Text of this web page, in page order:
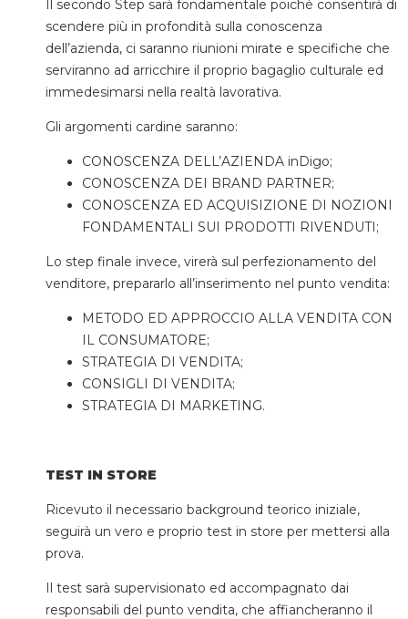
Il secondo Step sarà fondamentale poiché consentirà di
scendere più in profondità sulla conoscenza
dell’azienda, ci saranno riunioni mirate e specifiche che
serviranno ad arricchire il proprio bagaglio culturale ed
immedesimarsi nella realtà lavorativa.
Gli argomenti cardine saranno:
CONOSCENZA DELL’AZIENDA inDigo;
CONOSCENZA DEI BRAND PARTNER;
CONOSCENZA ED ACQUISIZIONE DI NOZIONI
FONDAMENTALI SUI PRODOTTI RIVENDUTI;
Lo step finale invece, virerà sul perfezionamento del
venditore, prepararlo all’inserimento nel punto vendita:
METODO ED APPROCCIO ALLA VENDITA CON
IL CONSUMATORE;
STRATEGIA DI VENDITA;
CONSIGLI DI VENDITA;
STRATEGIA DI MARKETING.
TEST IN STORE
Ricevuto il necessario background teorico iniziale,
seguirà un vero e proprio test in store per mettersi alla
prova.
Il test sarà supervisionato ed accompagnato dai
responsabili del punto vendita, che affiancheranno il